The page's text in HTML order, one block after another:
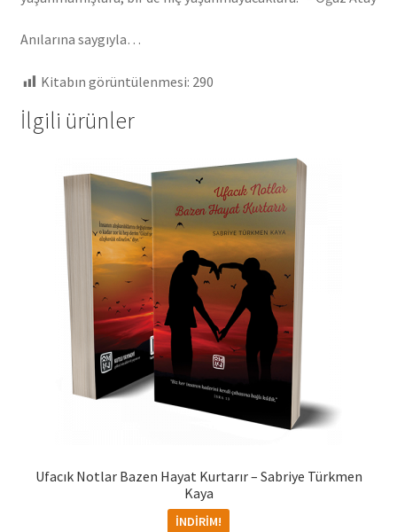
Anılarına saygıyla…
Kitabın görüntülenmesi: 290
İlgili ürünler
Ufacık Notlar Bazen Hayat Kurtarır – Sabriye Türkmen
Kaya
İNDIRIM!